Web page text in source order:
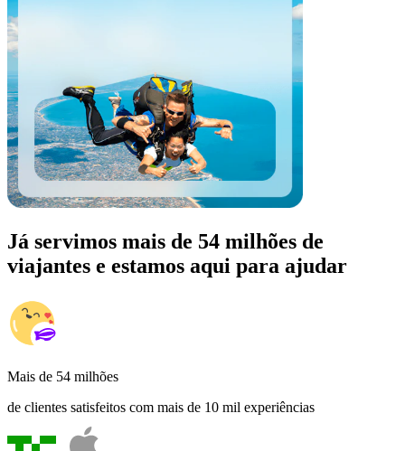
Já servimos mais de 54 milhões de
viajantes e estamos aqui para ajudar
Mais de 54 milhões
de clientes satisfeitos com mais de 10 mil experiências